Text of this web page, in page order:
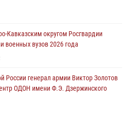
продолжаются мероприятия
навыки тактической
Кавказским округом Росгвардии
военных вузов 2026 года
России генерал армии Виктор Золотов
ОДОН имени Ф.Э. Дзержинского